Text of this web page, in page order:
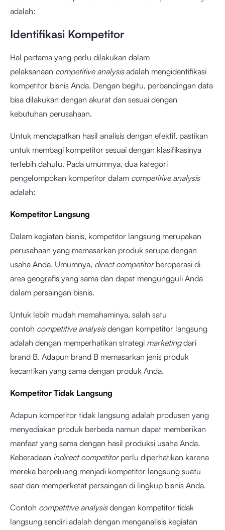
adalah:
Identifikasi Kompetitor
Hal pertama yang perlu dilakukan dalam
pelaksanaan competitive analysisadalah mengidentifikasi
kompetitor bisnis Anda. Dengan begitu, perbandingan data
bisa dilakukan dengan akurat dan sesuai dengan
kebutuhan perusahaan.
Untuk mendapatkan hasil analisis dengan efektif, pastikan
untuk membagi kompetitor sesuai dengan klasifikasinya
terlebih dahulu. Pada umumnya, dua kategori
pengelompokan kompetitor dalam competitive analysis
adalah:
Kompetitor Langsung
Dalam kegiatan bisnis, kompetitor langsung merupakan
perusahaan yang memasarkan produk serupa dengan
usaha Anda. Umumnya, direct competitorberoperasi di
area geografis yang sama dan dapat mengungguli Anda
dalam persaingan bisnis.
Untuk lebih mudah memahaminya, salah satu
contoh competitive analysisdengan kompetitor langsung
adalah dengan memperhatikan strategi marketingdari
brand B. Adapun brand B memasarkan jenis produk
kecantikan yang sama dengan produk Anda.
Kompetitor Tidak Langsung
Adapun kompetitor tidak langsung adalah produsen yang
menyediakan produk berbeda namun dapat memberikan
manfaat yang sama dengan hasil produksi usaha Anda.
Keberadaan indirect competitorperlu diperhatikan karena
mereka berpeluang menjadi kompetitor langsung suatu
saat dan memperketat persaingan di lingkup bisnis Anda.
Contoh competitive analysisdengan kompetitor tidak
langsung sendiri adalah dengan menganalisis kegiatan